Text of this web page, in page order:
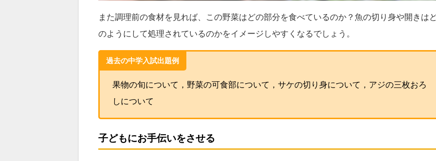
また調理前の食材を見れば、この野菜はどの部分を食べているのか？魚の切り身や開きは
のようにして処理されているのかをイメージしやすくなるでしょう。
過去の中学入試出題例
果物の旬について，野菜の可食部について，サケの切り身について，アジの三枚おろ
しについて
子どもにお手伝いをさせる